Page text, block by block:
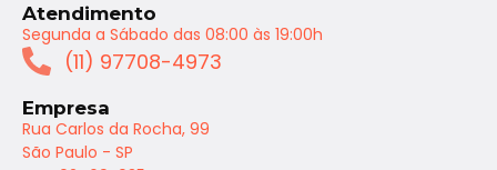
Atendimento
Segunda a Sábado das 08:00 às 19:00h
(11) 97708-4973
Empresa
Rua Carlos da Rocha, 99
São Paulo - SP